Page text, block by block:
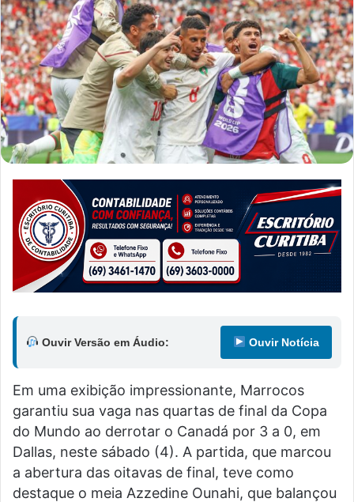
Ouvir Versão em Áudio: Ouvir Notícia
Em uma exibição impressionante, Marrocos
garantiu sua vaga nas quartas de final da Copa
do Mundo ao derrotar o Canadá por 3 a 0, em
Dallas, neste sábado (4). A partida, que marcou
a abertura das oitavas de final, teve como
destaque o meia Azzedine Ounahi, que balançou